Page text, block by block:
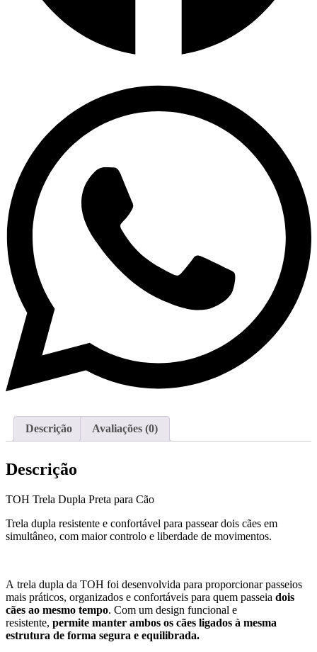
Descrição Avaliações (0)
Descrição
TOH Trela Dupla Preta para Cão
Trela dupla resistente e confortável para passear dois cães em
simultâneo, com maior controlo e liberdade de movimentos.
A trela dupla da TOH foi desenvolvida para proporcionar passeios
mais práticos, organizados e confortáveis para quem passeia dois
cães ao mesmo tempo. Com um design funcional e
resistente, permite manter ambos os cães ligados à mesma
estrutura de forma segura e equilibrada.